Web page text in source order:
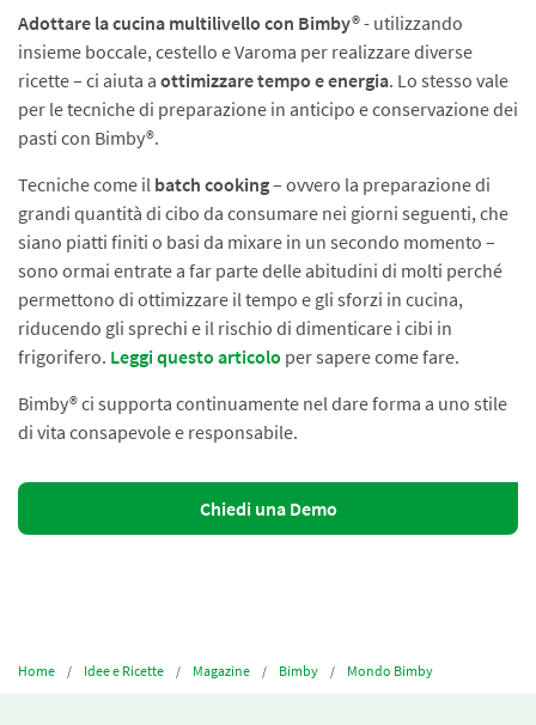
Adottare la cucina multilivello con Bimby®- utilizzando
insieme boccale, cestello e Varoma per realizzare diverse
ricette – ci aiuta a ottimizzare tempo e energia. Lo stesso vale
per le tecniche di prepara­zione in anticipo e conservazione dei
pasti con Bimby®.
Tecniche come il batch cooking– ovvero la preparazione di
grandi quantità di cibo da consumare nei giorni seguenti, che
siano piatti finiti o basi da mixare in un secondo momento –
sono ormai entrate a far parte delle abitudini di molti perché
permettono di ottimizzare il tempo e gli sforzi in cucina,
riducendo gli sprechi e il rischio di dimenticare i cibi in
frigorifero. Leggi questo articolo per sapere come fare.
Bimby® ci supporta continuamente nel dare forma a uno stile
di vita consapevole e responsabile.
Chiedi una Demo
Home Idee e Ricette Magazine Bimby Mondo Bimby